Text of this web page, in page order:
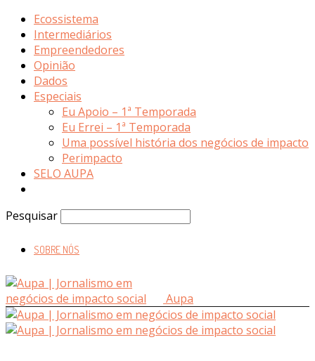
Ecossistema
Intermediários
Empreendedores
Opinião
Dados
Especiais
Eu Apoio – 1ª Temporada
Eu Errei – 1ª Temporada
Uma possível história dos negócios de impacto
Perimpacto
SELO AUPA
Pesquisar
SOBRE NÓS
Aupa